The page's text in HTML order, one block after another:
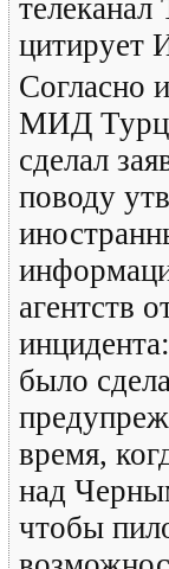
телеканал
цитирует
Согласно
МИД
сделал
поводу
агентств
было
время,
над
чтобы